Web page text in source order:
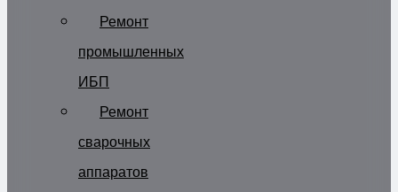
Ремонт
промышленных
ИБП
Ремонт
сварочных
аппаратов